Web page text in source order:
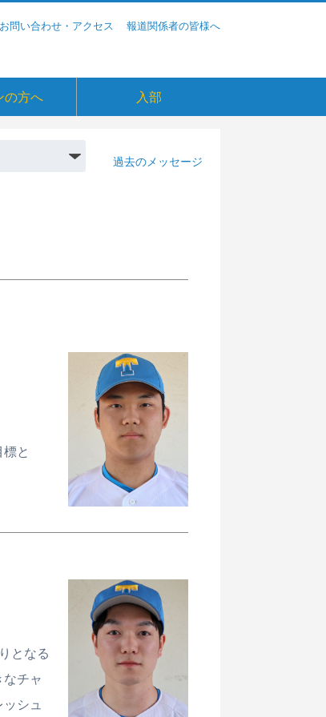
お問い合わせ・アクセス 報道関係者の皆様へ
の方へ 入部
過去のメッセージ
と
となる
チャ
シュ